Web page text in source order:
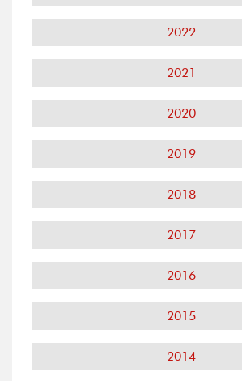
2022
2021
2020
2019
2018
2017
2016
2015
2014